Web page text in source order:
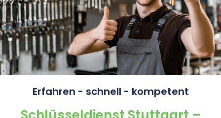
Erfahren - schnell - kompetent​